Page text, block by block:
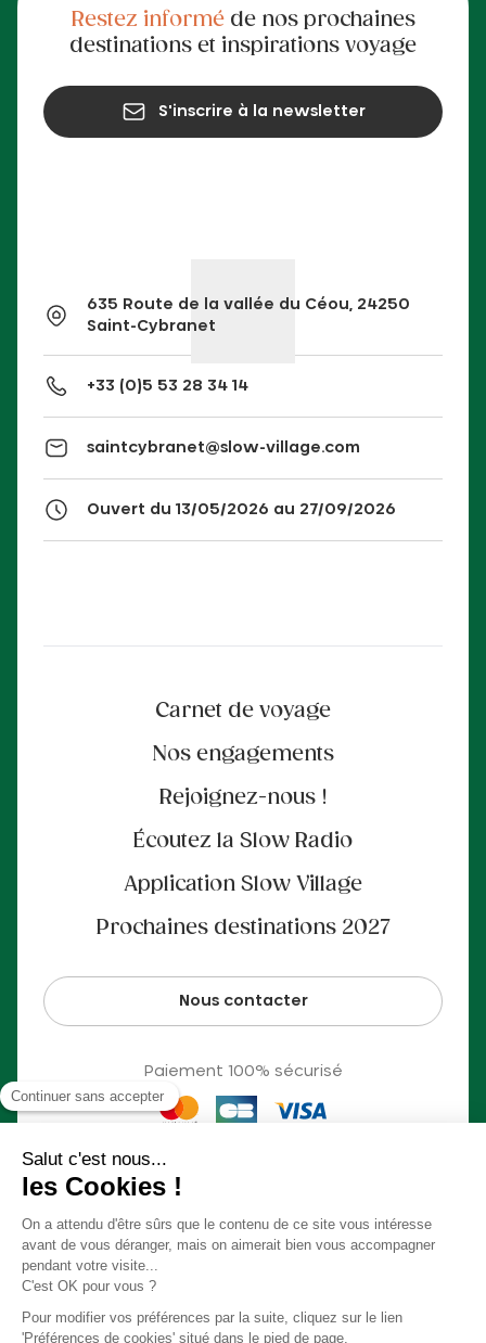
635 Route de la vallée du Céou, 24250
Saint-Cybranet
+33 (0)5 53 28 34 14
saintcybranet@slow-village.com
Ouvert du 13/05/2026 au 27/09/2026
Carnet de voyage
Nos engagements
Rejoignez-nous !
Écoutez la Slow Radio
Application Slow Village
Prochaines destinations 2027
Nous contacter
Paiement 100% sécurisé
Restez informéde nos prochaines
destinations et inspirations voyage
S'inscrire à la newsletter